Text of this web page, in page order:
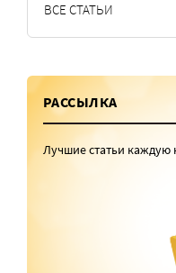
ВСЕ СТАТЬИ
РАССЫЛКА
Лучшие статьи